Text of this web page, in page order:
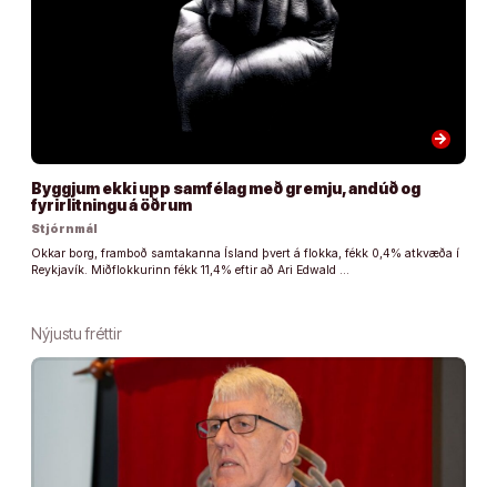
arrow_forward
Byggjum ekki upp samfélag með gremju, andúð og
fyrirlitningu á öðrum
Stjórnmál
Okkar borg, framboð samtakanna Ísland þvert á flokka, fékk 0,4% atkvæða í
Reykjavík. Miðflokkurinn fékk 11,4% eftir að Ari Edwald …
Nýjustu fréttir